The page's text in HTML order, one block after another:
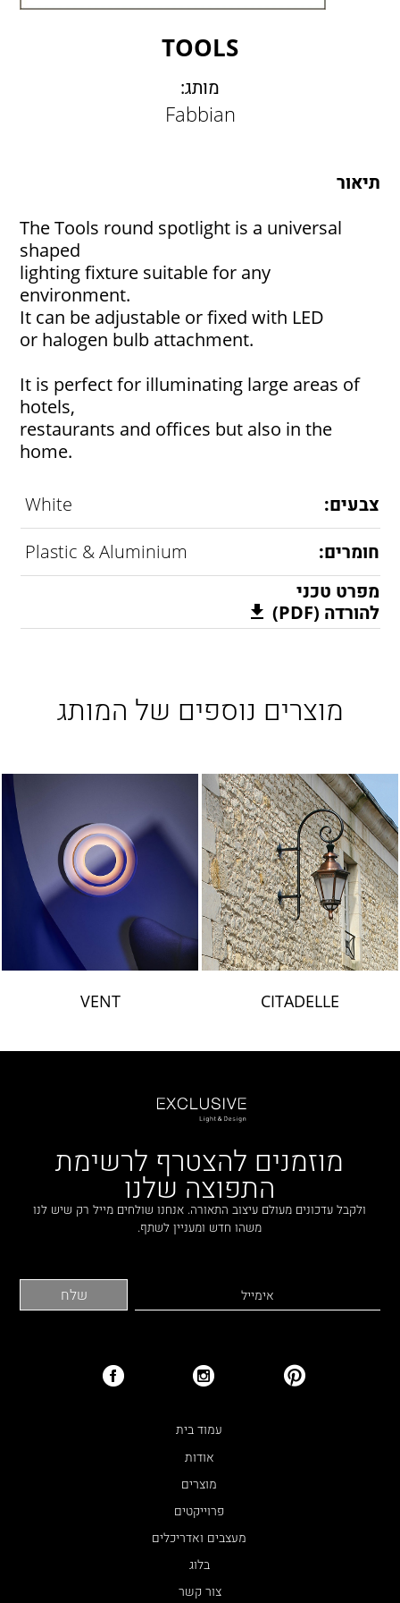
PORSCHE
CATELLANI & SMITH
VIABIZZUNO
TOOLS
מותג:
Fabbian
תיאור
The Tools round spotlight is a universal
shaped
lighting fixture suitable for any
environment.
It can be adjustable or fixed with LED
or halogen bulb attachment.
It is perfect for illuminating large areas of
hotels,
restaurants and offices but also in the
home.
צבעים:
White
חומרים:
Plastic & Aluminium
מפרט טכני
להורדה (PDF)
מוצרים נוספים של המותג
CITADELLE
VENT
מוזמנים להצטרף לרשימת
התפוצה שלנו
ולקבל עדכונים מעולם עיצוב התאורה. אנחנו שולחים מייל רק שיש לנו
משהו חדש ומעניין לשתף.
עמוד בית
אודות
מוצרים
פרוייקטים
מעצבים ואדריכלים
בלוג
צור קשר